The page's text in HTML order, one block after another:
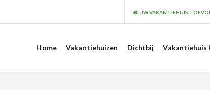
UW VAKANTIEHUIS
Home Vakantiehuizen Dichtbij Vakantiehuis